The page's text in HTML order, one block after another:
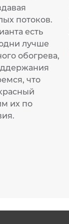
потоков.
есть
лучше
обогрева,
что
их по